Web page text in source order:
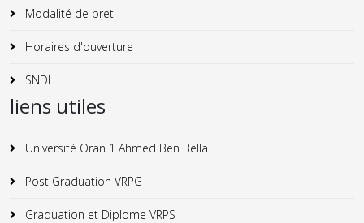
Modalité de pret
Horaires d'ouverture
SNDL
liens utiles
Université Oran 1 Ahmed Ben Bella
Post Graduation VRPG
Graduation et Diplome VRPS